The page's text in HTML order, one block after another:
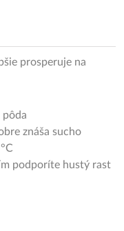
prosperuje na
pôda
znáša sucho
podporíte hustý rast